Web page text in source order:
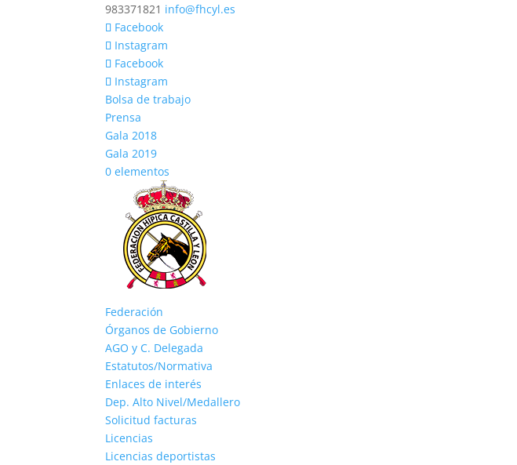
983371821 info@fhcyl.es
Facebook
Instagram
Facebook
Instagram
Bolsa de trabajo
Prensa
Gala 2018
Gala 2019
0 elementos
Federación
Órganos de Gobierno
AGO y C. Delegada
Estatutos/Normativa
Enlaces de interés
Dep. Alto Nivel/Medallero
Solicitud facturas
Licencias
Licencias deportistas